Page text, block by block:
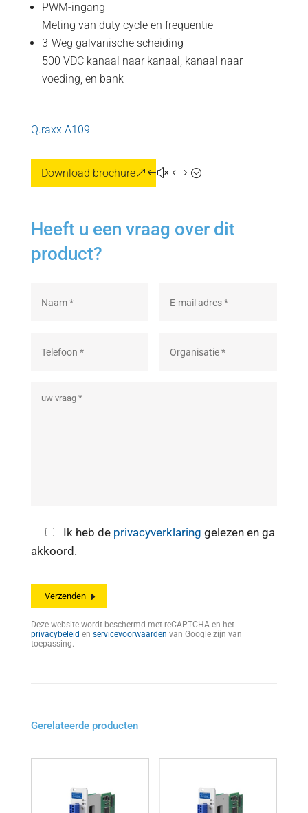
PWM-ingang
Meting van duty cycle en frequentie
3-Weg galvanische scheiding
500 VDC kanaal naar kanaal, kanaal naar
voeding, en bank
Q.raxx A109
Download brochure
Heeft u een vraag over dit
product?
Ik heb de privacyverklaring gelezen en ga
akkoord.
Deze website wordt beschermd met reCAPTCHA en het
privacybeleid en servicevoorwaarden van Google zijn van
toepassing.
Gerelateerde producten